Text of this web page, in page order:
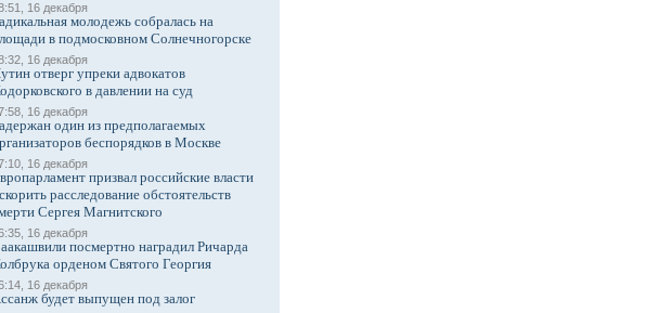
16 декабря
молодежь собралась на
в подмосковном Солнечногорске
16 декабря
отверг упреки адвокатов
в давлении на суд
16 декабря
один из предполагаемых
беспорядков в Москве
16 декабря
призвал российские власти
расследование обстоятельств
Сергея Магнитского
16 декабря
посмертно наградил Ричарда
орденом Святого Георгия
16 декабря
будет выпущен под залог